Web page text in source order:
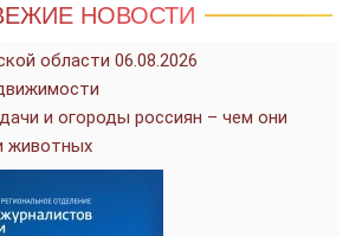
НОВОСТИ
области 06.08.2026
и огороды россиян – чем они
животных